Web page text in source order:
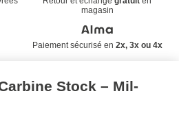
magasin
Paiement sécurisé en 2x, 3x ou 4x
Stock – Mil-